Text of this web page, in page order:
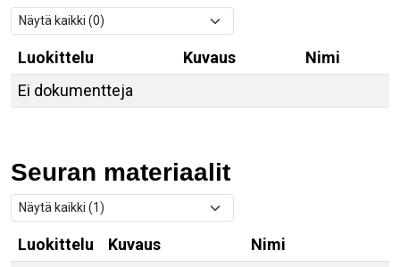
Luokittelu Kuvaus
Nimi
Ei dokumentteja
Seuran materiaalit
Luokittelu Kuvaus
Nimi